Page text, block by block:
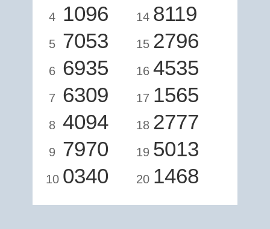
4 1096
5 7053
6 6935
7 6309
8 4094
9 7970
10 0340
14 8119
15 2796
16 4535
17 1565
18 2777
19 5013
20 1468